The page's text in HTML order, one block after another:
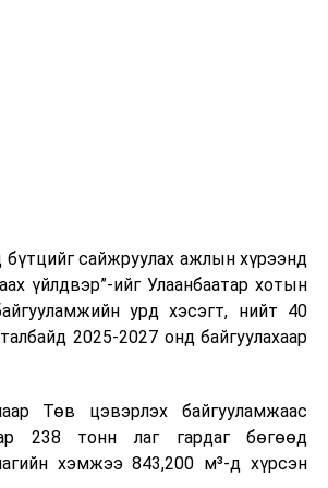
бэлэн байдлыг хангах зэрэг
сургалтын хөтөлбөрт тусгажээ.
лекц, асуулт-хариулт,
сургалт, багаар ажиллах дасгал,
нөхцөлд ажиллах дадлага зэрэг
хэлбэрээр зохион байгуулж
сайжруулах ажлын хүрээнд
үйлдвэр”-ийг Улаанбаатар хотын
урд хэсэгт, нийт 40
2025-2027 онд байгуулахаар
Төв цэвэрлэх байгууламжаас
238 тонн лаг гардаг бөгөөд
хэмжээ 843,200 м³-д хүрсэн